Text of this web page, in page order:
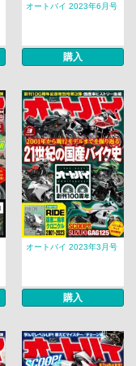
オートバイ 2023年6月号
購入
オートバイ 2023年3月号
購入